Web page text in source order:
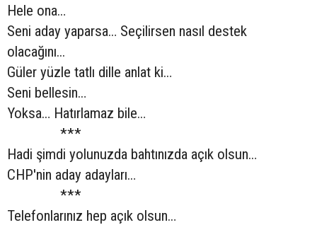
Hele ona…
Seni aday yaparsa… Seçilirsen nasıl destek
olacağını...
Güler yüzle tatlı dille anlat ki…
Seni bellesin…
Yoksa… Hatırlamaz bile…
***
Hadi şimdi yolunuzda bahtınızda açık olsun…
CHP'nin aday adayları…
***
Telefonlarınız hep açık olsun…